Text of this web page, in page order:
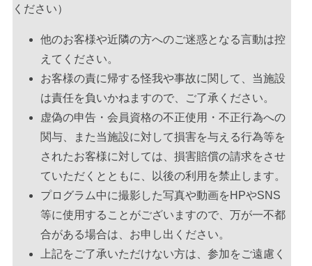
ください）
他のお客様や近隣の方へのご迷惑となる言動は控
えてください。
お客様の責に帰する怪我や事故に関して、当施設
は責任を負いかねますので、ご了承ください。
虚偽の申告・会員資格の不正使用・不正行為への
関与、また当施設に対して損害を与える行為等を
されたお客様に対しては、損害賠償の請求をさせ
ていただくとともに、以後の利用を禁止します。
プログラム中に撮影した写真や動画をHPやSNS
等に使用することがございますので、万が一不都
合がある場合は、お申し出ください。
上記をご了承いただけない方は、参加をご遠慮く